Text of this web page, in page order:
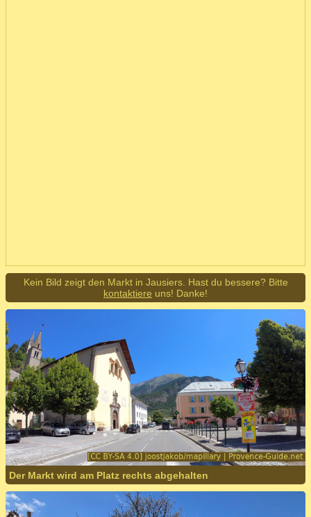
Kein Bild zeigt den Markt in Jausiers. Hast du bessere? Bitte
kontaktiere uns! Danke!
Der Markt wird am Platz rechts abgehalten